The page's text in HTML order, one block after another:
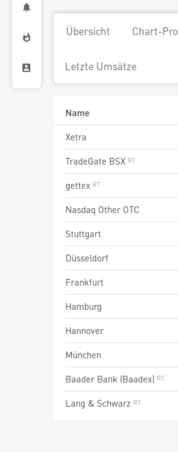
Übersicht Chart-Pro
Letzte Umsätze
Name
Xetra
TradeGate BSX
gettex
Nasdaq Other OTC
Stuttgart
Düsseldorf
Frankfurt
Hamburg
Hannover
München
Baader Bank (Baadex)
Lang & Schwarz